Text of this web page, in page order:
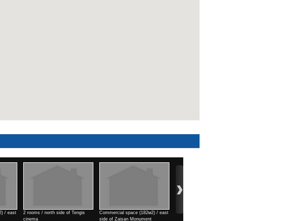
3 rooms / Park view town
1 rooms / north side of Kino
Commercial space (182м2) / east
side of Zaisan Monument